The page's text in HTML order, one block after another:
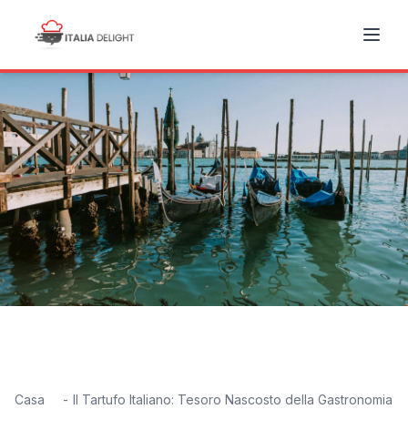
Casa Il Tartufo Italiano: Tesoro Nascosto della Gastronomia